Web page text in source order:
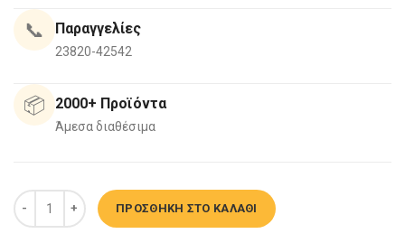
📞 Παραγγελίες
23820-42542
📦 2000+ Προϊόντα
Άμεσα διαθέσιμα
Λεκάνη Πισωστόμια Europian Λευκή ποσότητα
ΠΡΟΣΘΉΚΗ ΣΤΟ ΚΑΛΆΘΙ